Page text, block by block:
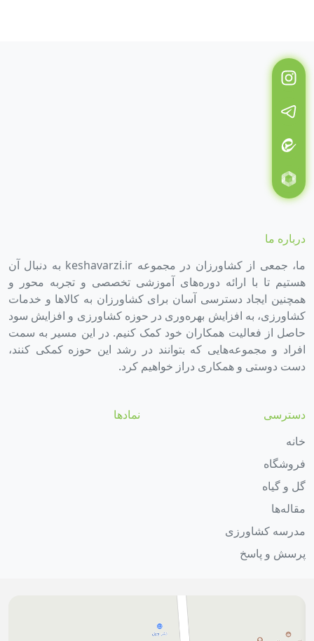
درباره ما
ما، جمعی از کشاورزان در مجموعه keshavarzi.ir به دنبال آن
هستیم تا با ارائه دوره‌های آموزشی تخصصی و تجربه محور و
همچنین ایجاد دسترسی آسان برای کشاورزان به کالاها و خدمات
کشاورزی، به افزایش بهره‌وری در حوزه کشاورزی و افزایش سود
حاصل از فعالیت همکاران خود کمک کنیم. در این مسیر به سمت
افراد و مجموعه‌هایی که بتوانند در رشد این حوزه کمکی کنند،
دست دوستی و همکاری دراز خواهیم کرد.
دسترسی
خانه
فروشگاه
گل و گیاه
مقاله‌ها
مدرسه کشاورزی
پرسش و پاسخ
نمادها